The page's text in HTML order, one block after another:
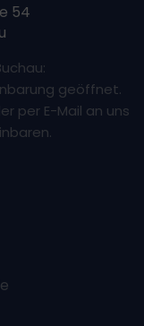
54
geöffnet.
per E-Mail an uns